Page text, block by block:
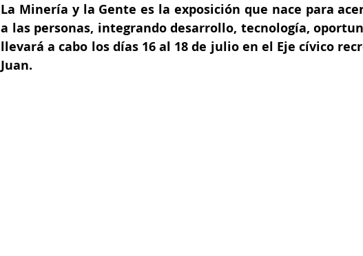
La Minería y la Gente es la exposición que nace para
a las personas, integrando desarrollo, tecnología,
llevará a cabo los días 16 al 18 de julio en el Eje cívico
Juan.